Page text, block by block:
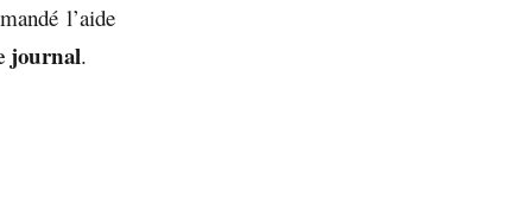
l’aide
journal.